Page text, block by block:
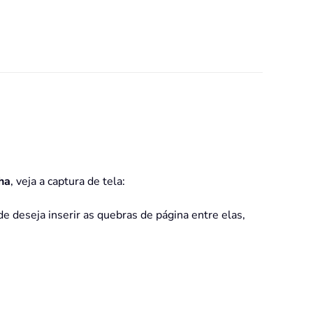
, veja a captura de tela:
deseja inserir as quebras de página entre elas,